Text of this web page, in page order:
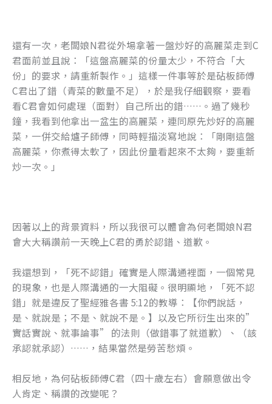
還有一次，老闆娘N君從外場拿著一盤炒好的高麗菜走到C
君面前並且說：「這盤高麗菜的份量太少，不符合「大
份」的要求，請重新製作。」這樣一件事等於是砧板師傅
C君出了錯（青菜的數量不足），於是我仔細觀察，要看
看C君會如何處理（面對）自己所出的錯……。過了幾秒
鐘，我看到他拿出一盆生的高麗菜，連同原先炒好的高麗
菜，一併交給爐子師傅，同時輕描淡寫地說：「剛剛這盤
高麗菜，你煮得太軟了，因此份量看起來不太夠，要重新
炒一次。」
因著以上的背景資料，所以我很可以體會為何老闆娘N君
會大大稱讚前一天晚上C君的勇於認錯、道歉。
我還想到，「死不認錯」確實是人際溝通裡面，一個常見
的現象，也是人際溝通的一大阻礙。很明顯地，「死不認
錯」就是違反了聖經雅各書 5:12的教導：【你們說話，
是、就說是；不是、就說不是。】以及它所衍生出來的”
實話實說、就事論事” 的法則（做錯事了就道歉）、（該
承認就承認）……，結果當然是勞苦愁煩。
相反地，為何砧板師傅C君（四十歲左右）會願意做出令
人肯定、稱讚的改變呢？